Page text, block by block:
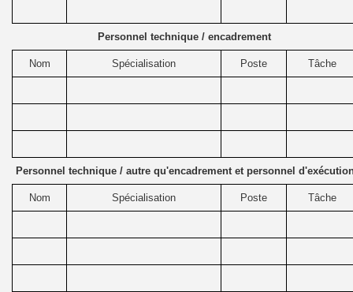
Personnel technique / encadrement
Nom Spécialisation Poste Tâche
Personnel technique / autre qu'encadrement et personnel
Nom Spécialisation Poste Tâche